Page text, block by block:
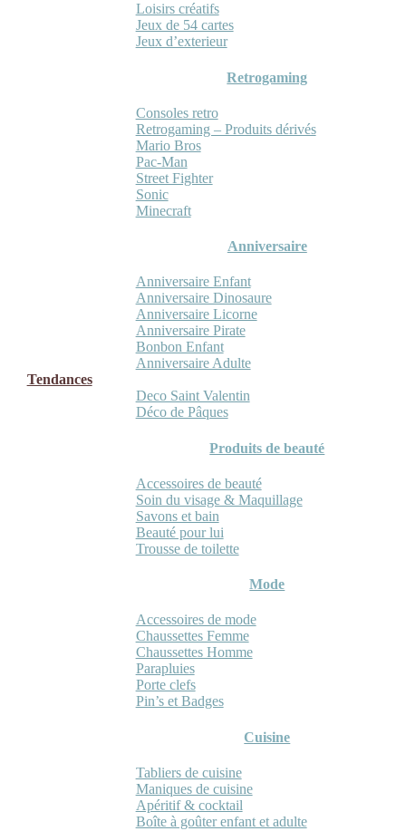
Loisirs créatifs
Jeux de 54 cartes
Jeux d’exterieur
Retrogaming
Consoles retro
Retrogaming – Produits dérivés
Mario Bros
Pac-Man
Street Fighter
Sonic
Minecraft
Anniversaire
Anniversaire Enfant
Anniversaire Dinosaure
Anniversaire Licorne
Anniversaire Pirate
Bonbon Enfant
Anniversaire Adulte
Tendances
Deco Saint Valentin
Déco de Pâques
Produits de beauté
Accessoires de beauté
Soin du visage & Maquillage
Savons et bain
Beauté pour lui
Trousse de toilette
Mode
Accessoires de mode
Chaussettes Femme
Chaussettes Homme
Parapluies
Porte clefs
Pin’s et Badges
Cuisine
Tabliers de cuisine
Maniques de cuisine
Apéritif & cocktail
Boîte à goûter enfant et adulte